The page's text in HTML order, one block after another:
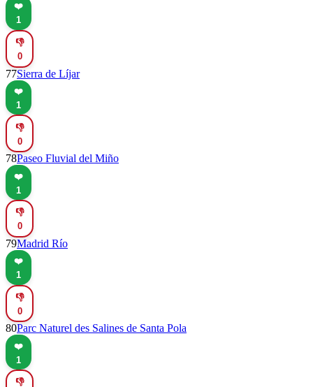
❤️
1
👎
0
77Sierra de Líjar
❤️
1
👎
0
78Paseo Fluvial del Miño
❤️
1
👎
0
79Madrid Río
❤️
1
👎
0
80Parc Naturel des Salines de Santa Pola
❤️
1
👎